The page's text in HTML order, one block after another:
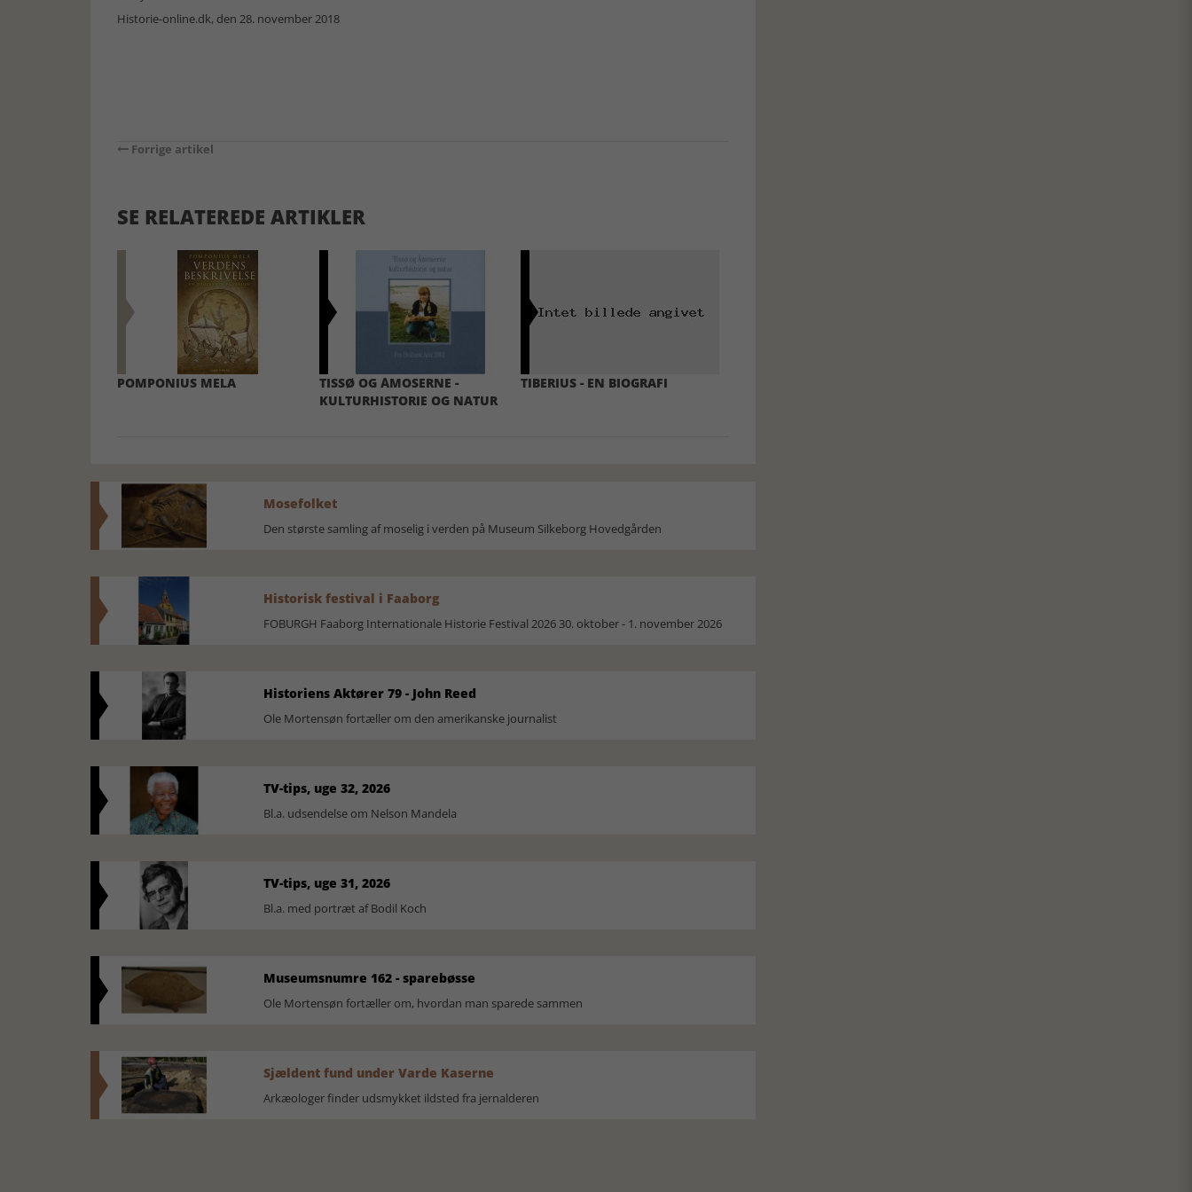
Historie-online.dk, den 28. november 2018
Forrige artikel
SE RELATEREDE ARTIKLER
POMPONIUS MELA
TISSØ OG ÅMOSERNE -
KULTURHISTORIE OG NATUR
TIBERIUS - EN BIOGRAFI
Mosefolket
Den største samling af moselig i verden på Museum Silkeborg Hovedgården
Historisk festival i Faaborg
FOBURGH Faaborg Internationale Historie Festival 2026 30. oktober - 1. november 2026
Historiens Aktører 79 - John Reed
Ole Mortensøn fortæller om den amerikanske journalist
TV-tips, uge 32, 2026
Bl.a. udsendelse om Nelson Mandela
TV-tips, uge 31, 2026
Bl.a. med portræt af Bodil Koch
Museumsnumre 162 - sparebøsse
Ole Mortensøn fortæller om, hvordan man sparede sammen
Sjældent fund under Varde Kaserne
Arkæologer finder udsmykket ildsted fra jernalderen